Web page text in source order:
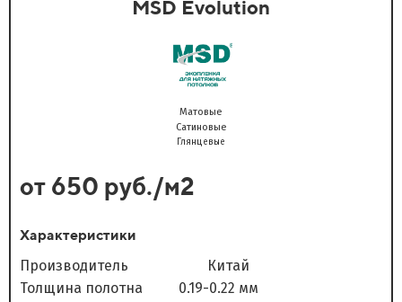
MSD Evolution
Матовые
Сатиновые
Глянцевые
от 650 руб./м2
Характеристики
Производитель Китай
Толщина полотна 0.19-0.22 мм